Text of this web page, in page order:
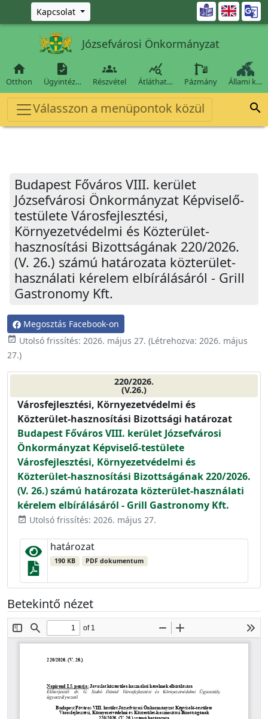
Ugrás a fő tartalomra
Kapcsolat 
Józsefvárosi Önkormányzat

Otthon

Ügyintéz…

Részvétel

Átláthat… Pázmány Állami k…
Válasszon a menüpontok közül 
Budapest Főváros VIII. kerület
Józsefvárosi Önkormányzat Képviselő-
testülete Városfejlesztési,
Környezetvédelmi és Közterület-
hasznosítási Bizottságának 220/2026.
(V. 26.) számú határozata közterület-
használati kérelem elbírálásáról - Grill
Gastronomy Kft.
Megosztás Facebook-on
event_available Utolsó frissítés: 2026. május 27. (Létrehozva: 2026. május
27.)
220/2026.
(V.26.)
Városfejlesztési, Környezetvédelmi és
Közterület-hasznosítási Bizottsági határozat
Budapest Főváros VIII. kerület Józsefvárosi
Önkormányzat Képviselő-testülete
Városfejlesztési, Környezetvédelmi és
Közterület-hasznosítási Bizottságának 220/2026.
(V. 26.) számú határozata közterület-használati
kérelem elbírálásáról - Grill Gastronomy Kft.
event_available Utolsó frissítés: 2026. május 27.
határozat
190 KB PDF dokumentum
Betekintő nézet